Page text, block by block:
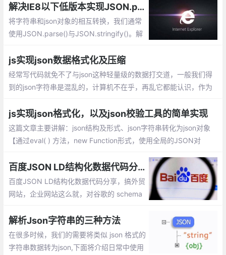
没有、后两个一样继承了object类，有两个内置方法
解决IE8以下低版本实现JSON.parse()与JSON.stringify()的兼容
将字符串和json对象的相互转换，我们通常
使用JSON.parse()与JSON.stringify()。解
N.stringify()的兼容呢：利用eval方式解析、
new Function形式、自定义兼容json的方
法、head头添加mate等
js实现json数据格式化及压缩
经常写代码就免不了与json这种轻量级的数据打交道，一般我们得
到的json字符串是混乱的，计算机不在乎，再乱它都能认识，作为
js实现json格式化，以及json校验工具的简单实现
这篇文章主要讲解：json结构及形式、json字符串转化为json对象
【通过eval( ) 方法，new Function形式，使用全局的JSON对
百度JSON LD结构化数据代码分享
百度JSON LD结构化数据代码分享，搞外贸
网站，企业网站这么就，对谷歌的 schema
数据就了解太少了
解析Json字符串的三种方法
在很多时候，我们的需要将类似 json 格式的
字符串数据转为json,下面将介绍日常中使用